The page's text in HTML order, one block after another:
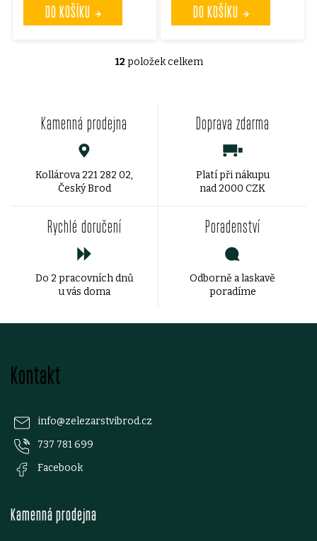
DO KOŠÍKU DO KOŠÍKU
O
r
12 položek celkem
Kamenná prodejna
Kollárova 221 282 02,
Český Brod
Doprava zdarma
Platí při nákupu
nad 2000 CZK
Rychlé doručení
Do 2 pracovních dnů
u vás doma
Poradenství
Odborně a laskavě
poradíme
Kontakt
info@zelezarstvibrod.cz
737 781 699
Facebook
Kamenná prodejna